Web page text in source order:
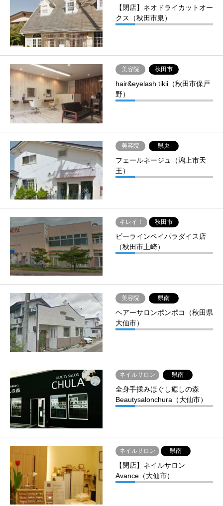
【閉店】ネオドライカットオー
クス（秋田市泉）
美容院 秋田市
hair&eyelash tikii（秋田市保戸
野）
美容院 県央
フェールネージュ（潟上市天
王）
キレイ！ 秋田市
ビーラインベイパラダイス店
（秋田市土崎）
美容院 県南
ヘアーサロンポンポコ（秋田県
大仙市）
ネイルサロン 県南
全身手揉みほぐし癒しの森
Beautysalonchura（大仙市）
ネイルサロン 県南
【閉店】ネイルサロン
Avance（大仙市）